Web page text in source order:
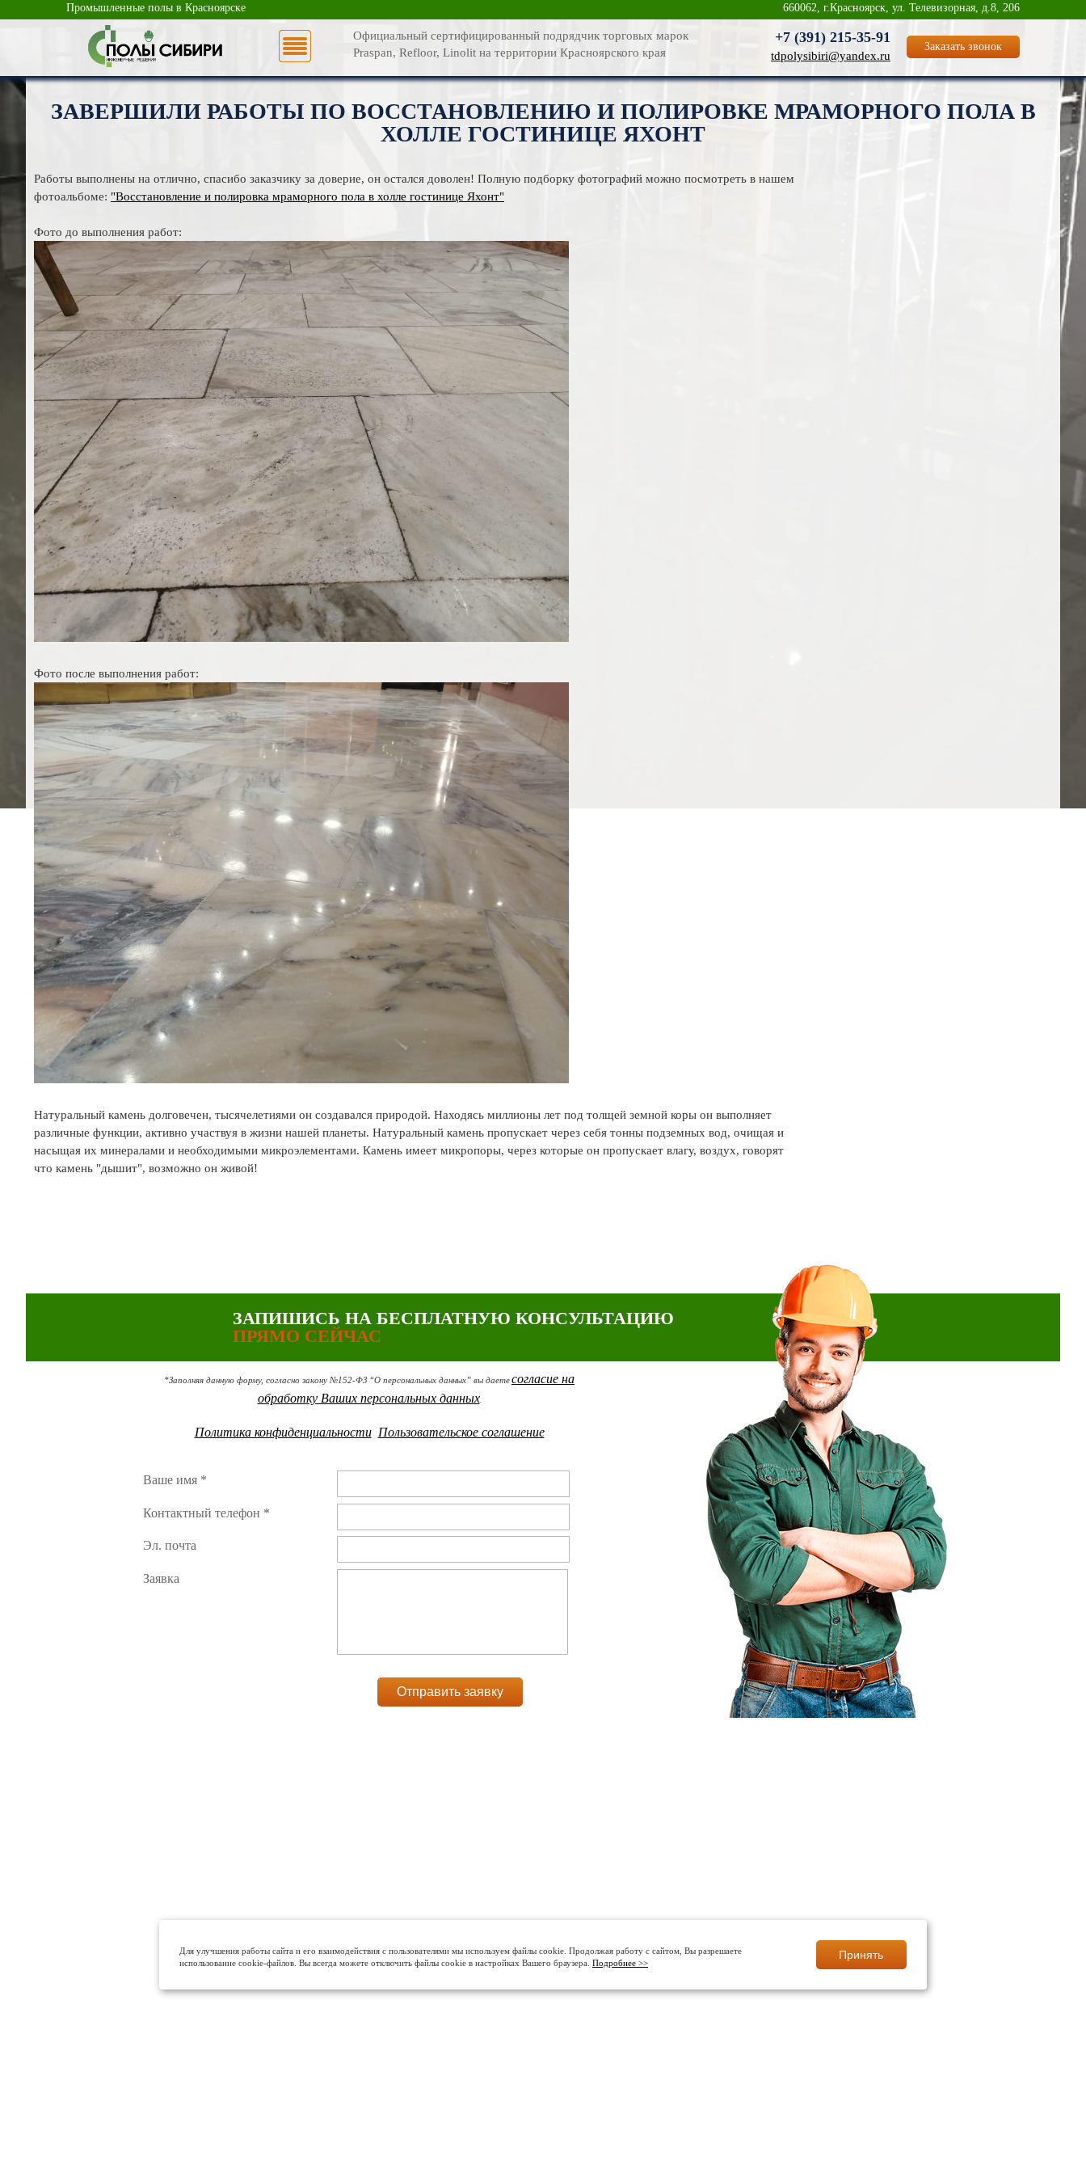
О компании
Каталог услуг
Статьи
Промышленные полы в Красноярске 660062, г.Красноярск, ул. Телевизорная, д.8, 206
Официальный сертифицированный подрядчик торговых марок
Praspan, Refloor, Linolit на территории Красноярского края
Заказать звонок
+7 (391) 215-35-91
tdpolysibiri@yandex.ru
ЗАВЕРШИЛИ РАБОТЫ ПО ВОССТАНОВЛЕНИЮ И ПОЛИРОВКЕ МРАМОРНОГО ПОЛА В
ХОЛЛЕ ГОСТИНИЦЕ ЯХОНТ
Работы выполнены на отлично, спасибо заказчику за доверие, он остался доволен! Полную подборку фотографий можно посмотреть в нашем
фотоальбоме: "Восстановление и полировка мраморного пола в холле гостинице Яхонт"
Фото до выполнения работ:
Фото после выполнения работ:
Натуральный камень долговечен, тысячелетиями он создавался природой. Находясь миллионы лет под толщей земной коры он выполняет
различные функции, активно участвуя в жизни нашей планеты. Натуральный камень пропускает через себя тонны подземных вод, очищая и
насыщая их минералами и необходимыми микроэлементами. Камень имеет микропоры, через которые он пропускает влагу, воздух, говорят
что камень "дышит", возможно он живой!
ЗАПИШИСЬ НА БЕСПЛАТНУЮ КОНСУЛЬТАЦИЮ
ПРЯМО СЕЙЧАС
*Заполняя данную форму, согласно закону №152-ФЗ “О персональных данных” вы даетесогласие на
обработку Ваших персональных данных.
Политика конфиденциальности Пользовательское соглашение
Ваше имя *
Контактный телефон *
Эл. почта
Заявка
Отправить заявку
Для улучшения работы сайта и его взаимодействия с пользователями мы используем файлы cookie. Продолжая работу с сайтом, Вы разрешаете
использование cookie-файлов. Вы всегда можете отключить файлы cookie в настройках Вашего браузера. Подробнее >>
Принять